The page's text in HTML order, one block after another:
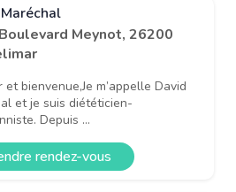
Meynot, 26200
et bienvenue,Je m’appelle David
et je suis diététicien-
Depuis ...
rendez-vous